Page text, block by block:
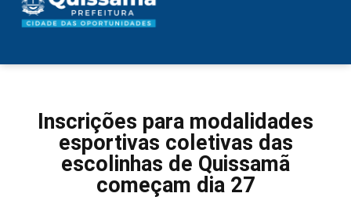
Inscrições para modalidades
esportivas coletivas das
escolinhas de Quissamã
começam dia 27